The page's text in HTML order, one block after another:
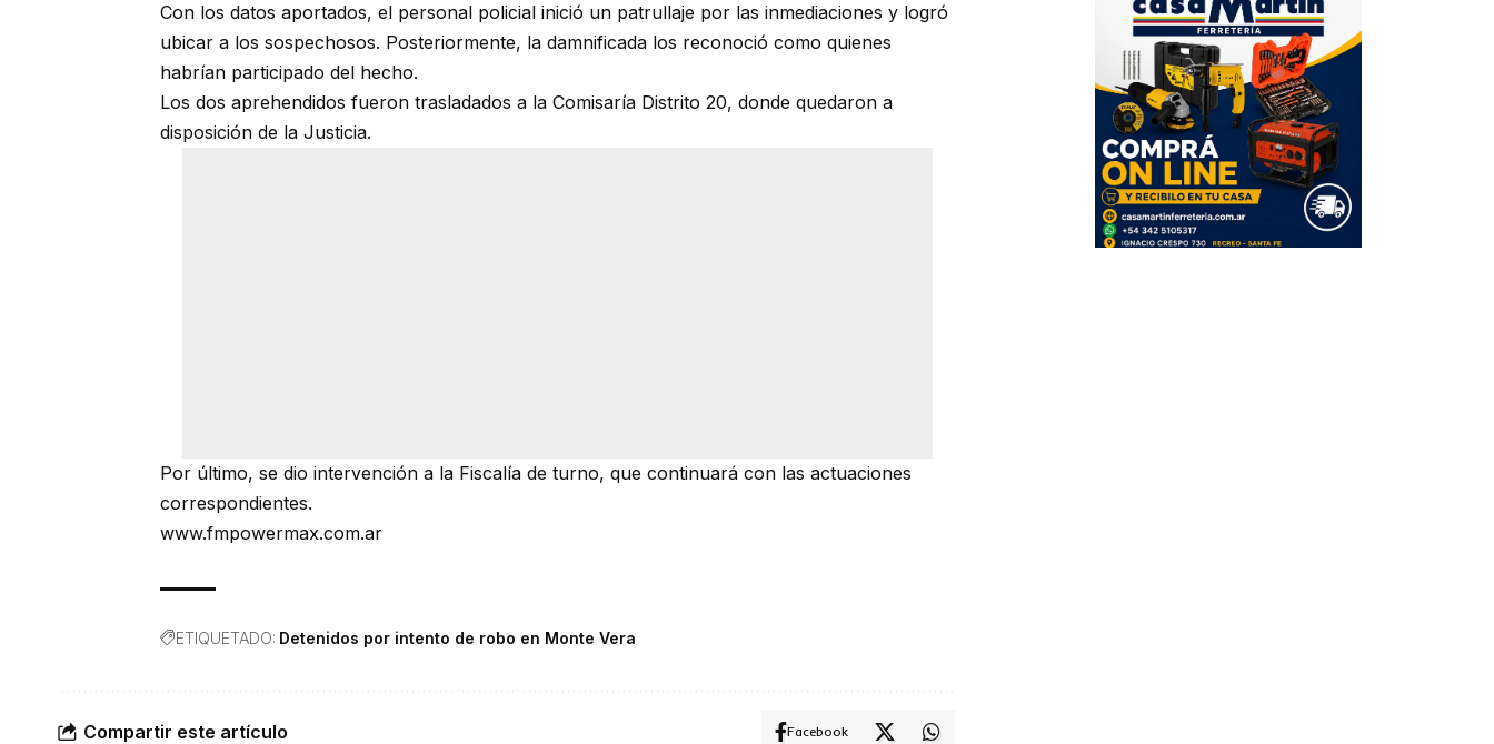
Con los datos aportados, el personal policial inició un patrullaje por las inmediaciones y logró
ubicar a los sospechosos. Posteriormente, la damnificada los reconoció como quienes
habrían participado del hecho.
Los dos aprehendidos fueron trasladados a la Comisaría Distrito 20, donde quedaron a
disposición de la Justicia.
Por último, se dio intervención a la Fiscalía de turno, que continuará con las actuaciones
correspondientes.
www.fmpowermax.com.ar
ETIQUETADO: Detenidos por intento de robo en Monte Vera
Compartir este artículo Facebook